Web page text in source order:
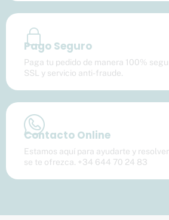
Pago Seguro
Paga tu pedido de manera 100%
SSL y servicio anti-fraude.
Contacto Online
Estamos aquí para ayudarte y
se te ofrezca. +34 644 70 24 83